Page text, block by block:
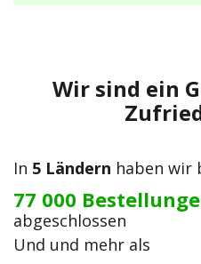
Wir sind ein
In 5 Ländern haben wir
77 000
abgeschlossen
Und und mehr als